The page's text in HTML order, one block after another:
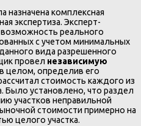
назначена комплексная
экспертиза. Эксперт-
реального
с учетом минимальных
вида разрешенного
провел независимую
в целом, определив его
стоимость каждого из
Было установлено, что раздел
участков неправильной
стоимости примерно на
целого участка.